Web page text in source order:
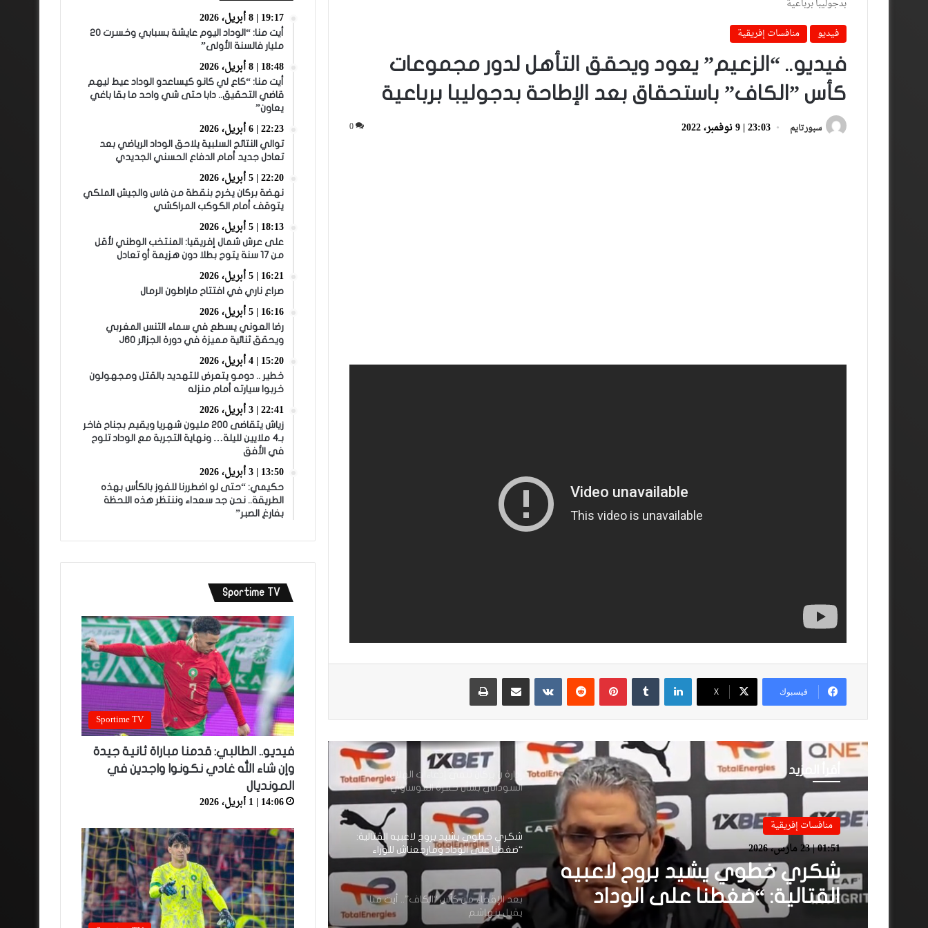
بدجوليبا برباعية
فيديو
منافسات إفريقية
فيديو.. “الزعيم” يعود ويحقق التأهل لدور مجموعات
كأس ”الكاف” باستحقاق بعد الإطاحة بدجوليبا برباعية
سبورتايم 23:03 | 9 نوفمبر، 2022 0
فيسبوك ‫X
لينكدإن بينتيريست مشاركة عبر البريد طباعة
أقرأ المزيد
منافسات إفريقية
01:51 | 23 مارس، 2026
شكري خطوي يشيد بروح لاعبيه
القتالية: “ضغطنا على الوداد
ومارجعناش للوراء وماعتمدناش
نهائي كأس “الكاف” بعد تعادل مثير أمام
الوداد
بعد التأهل لنصف نهائي عصبة الأبطال في
النادي
إدارة ن.بركان تنفي إدعاءات الهلال
السوداني بشأن حمزة الموساوي
شكري خطوي يشيد بروح لاعبيه القتالية:
“ضغطنا على الوداد ومارجعناش للوراء
بعد الإقصاء من كأس “الكاف”.. أيت منا
يقيل بنهاشم
19:17 | 8 أبريل، 2026
أيت منا: “الوداد اليوم عايشة بسبابي وخسرت 20
مليار فالسنة الأولى”
18:48 | 8 أبريل، 2026
أيت منا: “كاع لي كانو كيساعدو الوداد عيط ليهم
قاضي التحقيق.. دابا حتى شي واحد ما بقا باغي
يعاون”
22:23 | 6 أبريل، 2026
توالي النتائج السلبية يلاحق الوداد الرياضي بعد
تعادل جديد أمام الدفاع الحسني الجديدي
22:20 | 5 أبريل، 2026
نهضة بركان يخرج بنقطة من فاس والجيش الملكي
يتوقف أمام الكوكب المراكشي
18:13 | 5 أبريل، 2026
على عرش شمال إفريقيا: المنتخب الوطني لأقل
من 17 سنة يتوج بطلا دون هزيمة أو تعادل
16:21 | 5 أبريل، 2026
صراع ناري في افتتاح ماراطون الرمال
16:16 | 5 أبريل، 2026
رضا العوني يسطع في سماء التنس المغربي
ويحقق ثنائية مميزة في دورة الجزائر J60
15:20 | 4 أبريل، 2026
خطير .. دومو يتعرض للتهديد بالقتل ومجهولون
خربوا سيارته أمام منزله
22:41 | 3 أبريل، 2026
زياش يتقاضى 200 مليون شهريا ويقيم بجناح فاخر
بـ4 ملايين لليلة… ونهاية التجربة مع الوداد تلوح
في الأفق
13:50 | 3 أبريل، 2026
حكيمي: “حتى لو اضطررنا للفوز بالكأس بهذه
الطريقة.. نحن جد سعداء وننتظر هذه اللحظة
بفارغ الصبر”
Sportime TV
Sportime TV
فيديو.. الطالبي: قدمنا مباراة ثانية جيدة
وإن شاء الله غادي نكونوا واجدين في
المونديال
14:06 | 1 أبريل، 2026